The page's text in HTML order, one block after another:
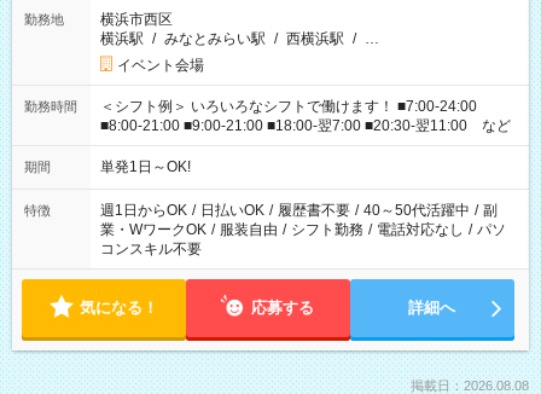
勤務地
横浜市西区
横浜駅 / みなとみらい駅 / 西横浜駅 / …
イベント会場
勤務時間
＜シフト例＞ いろいろなシフトで働けます！ ■7:00-24:00
■8:00-21:00 ■9:00-21:00 ■18:00-翌7:00 ■20:30-翌11:00 など
期間 単発1日～OK!
特徴 週1日からOK / 日払いOK / 履歴書不要 / 40～50代活躍中 / 副
業・WワークOK / 服装自由 / シフト勤務 / 電話対応なし / パソ
コンスキル不要
気になる！ 応募する 詳細へ
掲載日：2026.08.08